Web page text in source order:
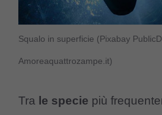
Squalo in superficie (Pixabay
Amoreaquattrozampe.it)
Tra le specie più